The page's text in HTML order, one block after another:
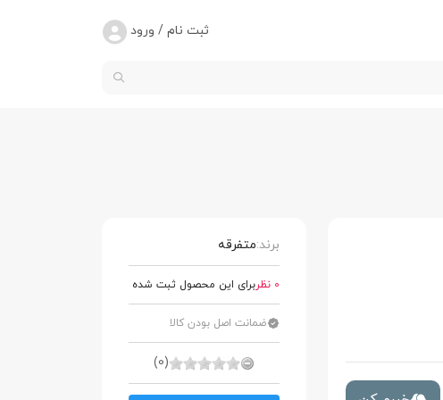
ثبت نام / ورود
برند:متفرقه
0 نظر برای این محصول ثبت شده
ضمانت اصل بودن کالا
(0)